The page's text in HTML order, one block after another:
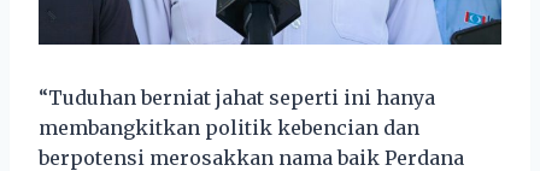
“Tuduhan berniat jahat seperti ini hanya
membangkitkan politik kebencian dan
berpotensi merosakkan nama baik Perdana